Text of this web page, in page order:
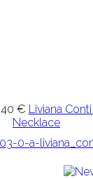
€ Liviana
Necklace